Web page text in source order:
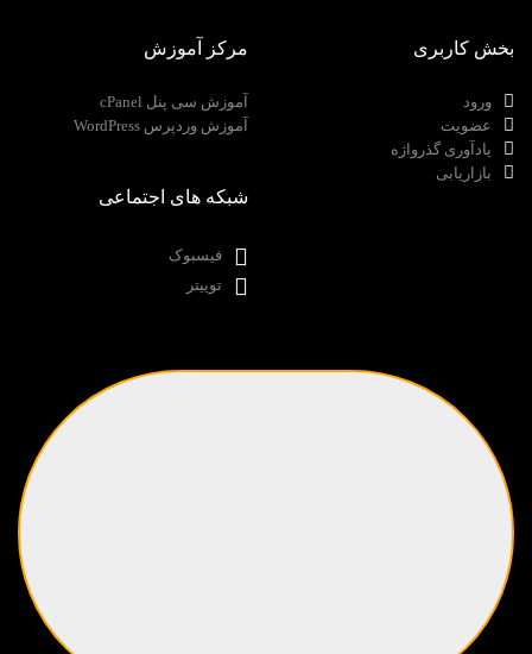
بخش کاربری
ورود
عضویت
یادآوری گذرواژه
بازاریابی
مرکز آموزش
آموزش سی پنل cPanel
آموزش وردپرس WordPress
شبکه های اجتماعی
فیسبوک
توییتر